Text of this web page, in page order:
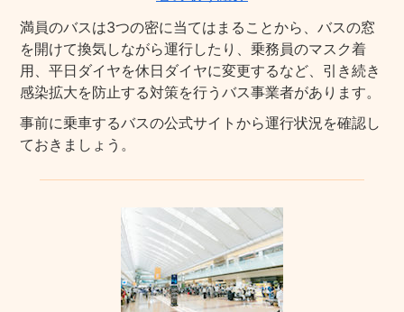
満員のバスは3つの密に当てはまることから、バスの窓
を開けて換気しながら運行したり、乗務員のマスク着
用、平日ダイヤを休日ダイヤに変更するなど、引き続き
感染拡大を防止する対策を行うバス事業者があります。
事前に乗車するバスの公式サイトから運行状況を確認し
ておきましょう。